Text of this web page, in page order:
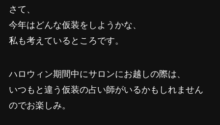
さて、
今年はどんな仮装をしようかな、
私も考えているところです。
ハロウィン期間中にサロンにお越しの際は、
いつもと違う仮装の占い師がいるかもしれません
のでお楽しみ。